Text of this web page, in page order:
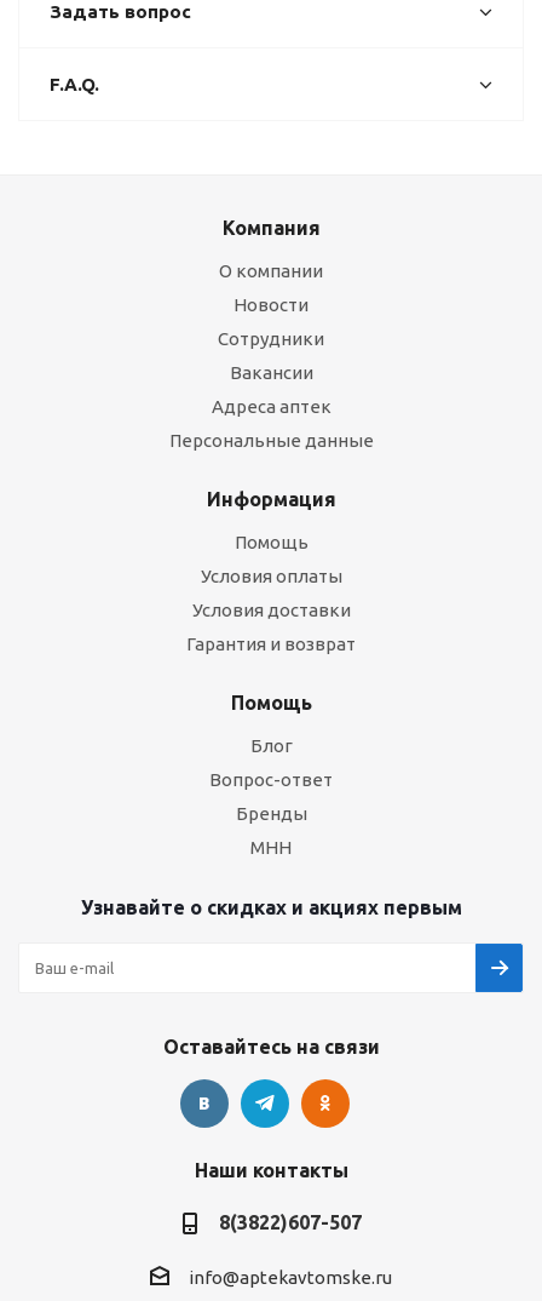
Задать вопрос
F.A.Q.
Компания
О компании
Новости
Сотрудники
Вакансии
Адреса аптек
Персональные данные
Информация
Помощь
Условия оплаты
Условия доставки
Гарантия и возврат
Помощь
Блог
Вопрос-ответ
Бренды
МНН
Узнавайте о скидках и акциях первым
Оставайтесь на связи
Наши контакты
8(3822)607-507
info@aptekavtomske.ru